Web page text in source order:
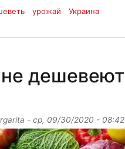
урожай Украина
дешевеют
- ср, 09/30/2020 - 08:42